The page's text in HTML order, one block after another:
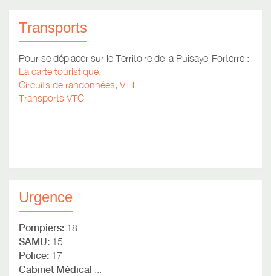
Transports
Pour se déplacer sur le Territoire de la Puisaye-Forterre :
La carte touristique.
Circuits de randonnées, VTT
Transports VTC
Urgence
Pompiers: 18
SAMU: 15
Police: 17
Cabinet Médical ...